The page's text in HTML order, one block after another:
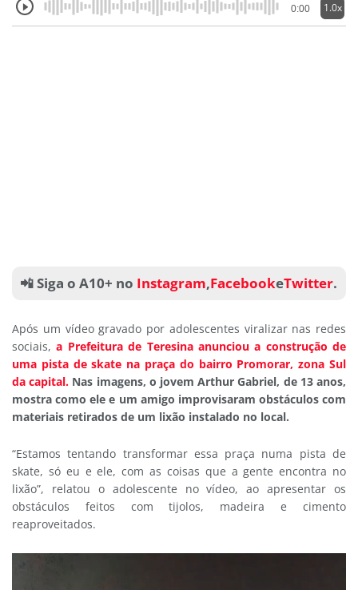
0:00 1.0x
📲 Siga o A10+ no Instagram,FacebookeTwitter.
Após um vídeo gravado por adolescentes viralizar nas redes
sociais,a Prefeitura de Teresina anunciou a construção de
uma pista de skate na praça do bairro Promorar, zona Sul
da capital. Nas imagens, o jovem Arthur Gabriel, de 13 anos,
mostra como ele e um amigo improvisaram obstáculos com
materiais retirados de um lixão instalado no local.
“Estamos tentando transformar essa praça numa pista de
skate, só eu e ele, com as coisas que a gente encontra no
lixão”, relatou o adolescente no vídeo, ao apresentar os
obstáculos feitos com tijolos, madeira e cimento
reaproveitados.